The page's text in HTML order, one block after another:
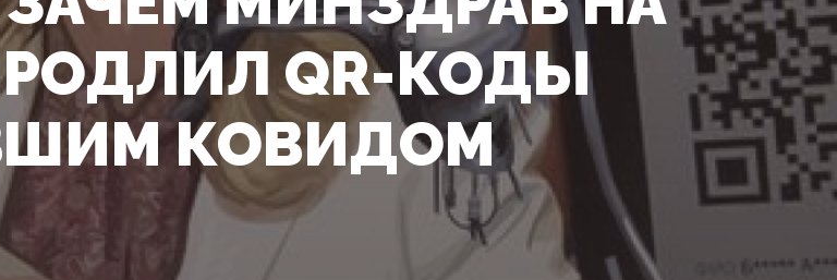
QR-КОДЫ
КОВИДОМ